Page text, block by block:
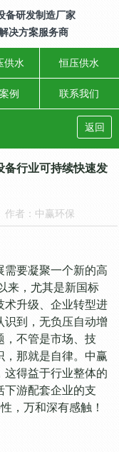
备研发制造厂家
决方案服务商
供水 恒压供水
例 联系我们
返回
备行业可持续快速发
作者：中赢环保
要凝聚一个新的高
来，尤其是新国标
术升级、企业转型进
识到，无负压自动增
，不管是市场、技
，那就是自律。中赢
这得益于行业整体的
下游配套企业的支
，万和深有感触！